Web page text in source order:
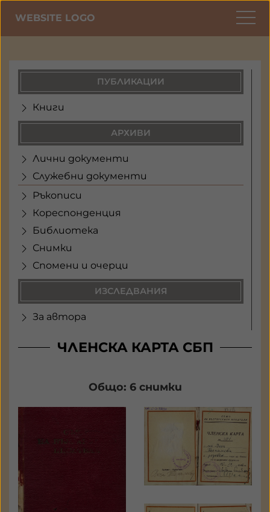
WEBSITE LOGO
ПУБЛИКАЦИИ
Книги
АРХИВИ
Лични документи
Служебни документи
Ръкописи
Кореспонденция
Библиотека
Снимки
Спомени и очерци
ИЗСЛЕДВАНИЯ
За автора
ЧЛЕНСКА КАРТА СБП
Общо: 6 снимки